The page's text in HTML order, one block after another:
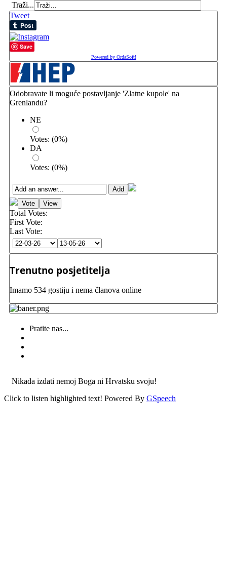
Traži...
Tweet
Save
Powered by OrdaSoft!
Odobravate li moguće postavljanje 'Zlatne kupole' na
Grenlandu?
NE
Votes: (0%)
DA
Votes: (0%)
Total Votes:
First Vote:
Last Vote:
Trenutno posjetitelja
Imamo 534 gostiju i nema članova online
Pratite nas...
Nikada izdati nemoj Boga ni Hrvatsku svoju!
Click to listen highlighted text! Powered By GSpeech